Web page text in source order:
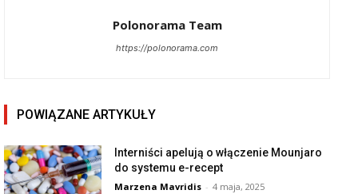
Polonorama Team
https://polonorama.com
POWIĄZANE ARTYKUŁY
Interniści apelują o włączenie Mounjaro
do systemu e-recept
Marzena Mavridis - 4 maja, 2025